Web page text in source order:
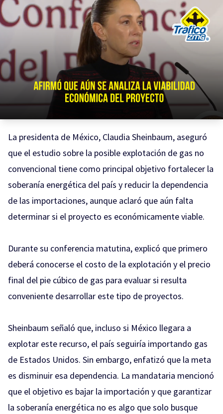
La presidenta de México, Claudia Sheinbaum, aseguró
que el estudio sobre la posible explotación de gas no
convencional tiene como principal objetivo fortalecer la
soberanía energética del país y reducir la dependencia
de las importaciones, aunque aclaró que aún falta
determinar si el proyecto es económicamente viable.
Durante su conferencia matutina, explicó que primero
deberá conocerse el costo de la explotación y el precio
final del pie cúbico de gas para evaluar si resulta
conveniente desarrollar este tipo de proyectos.
Sheinbaum señaló que, incluso si México llegara a
explotar este recurso, el país seguiría importando gas
de Estados Unidos. Sin embargo, enfatizó que la meta
es disminuir esa dependencia. La mandataria mencionó
que el objetivo es bajar la importación y que garantizar
la soberanía energética no es algo que solo busque